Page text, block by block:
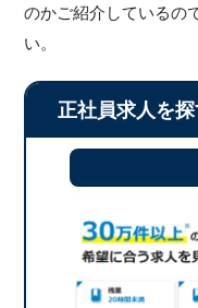
のかご紹介しているの
い。
正社員求人を